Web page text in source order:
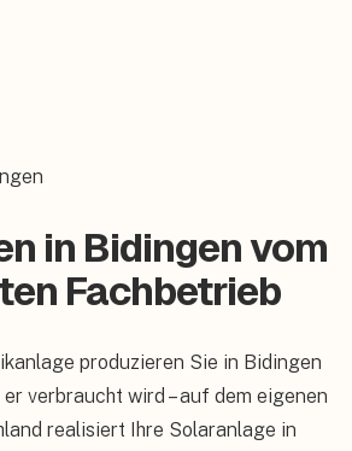
in Bidingen vom
Fachbetrieb
produzieren Sie in Bidingen
er verbraucht wird – auf dem eigenen
realisiert Ihre Solaranlage in